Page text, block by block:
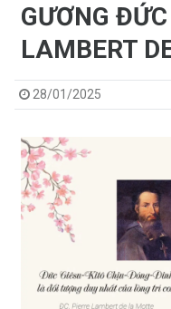
GƯƠNG
LAMBERT
28/01/2025